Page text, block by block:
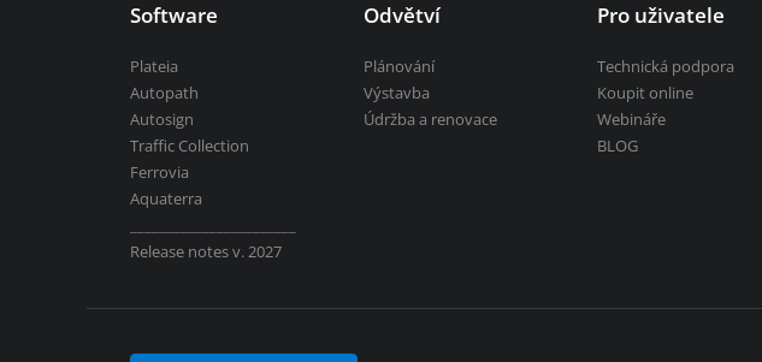
Software
Plateia
Autopath
Autosign
Traffic Collection
Ferrovia
Aquaterra
Release notes v. 2027
Odvětví
Plánování
Výstavba
Údržba a renovace
Pro uživatele
Technická podpora
Koupit online
Webináře
BLOG